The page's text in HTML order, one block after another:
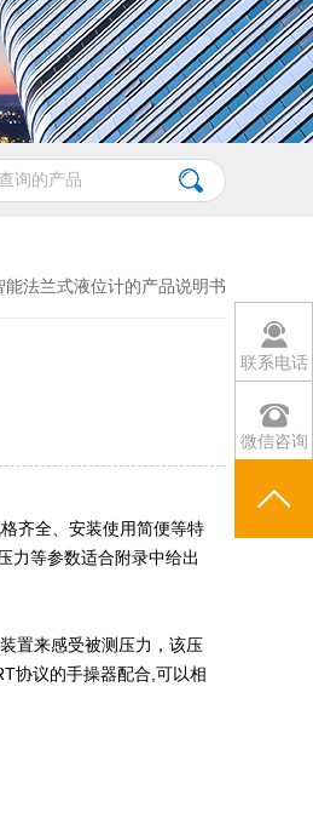
能法兰式液位计的产品说明书
齐全、安装使用简便等特
力等参数适合附录中给出
置来感受被测压力，该压
协议的手操器配合,可以相
联系电话
微信咨询